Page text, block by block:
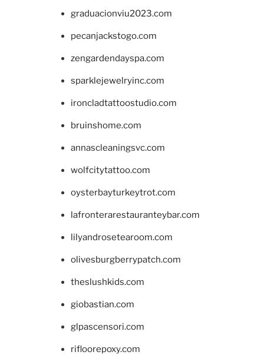
graduacionviu2023.com
pecanjackstogo.com
zengardendayspa.com
sparklejewelryinc.com
ironcladtattoostudio.com
bruinshome.com
annascleaningsvc.com
wolfcitytattoo.com
oysterbayturkeytrot.com
lafronterarestauranteybar.com
lilyandrosetearoom.com
olivesburgberrypatch.com
theslushkids.com
giobastian.com
glpascensori.com
rifloorepoxy.com